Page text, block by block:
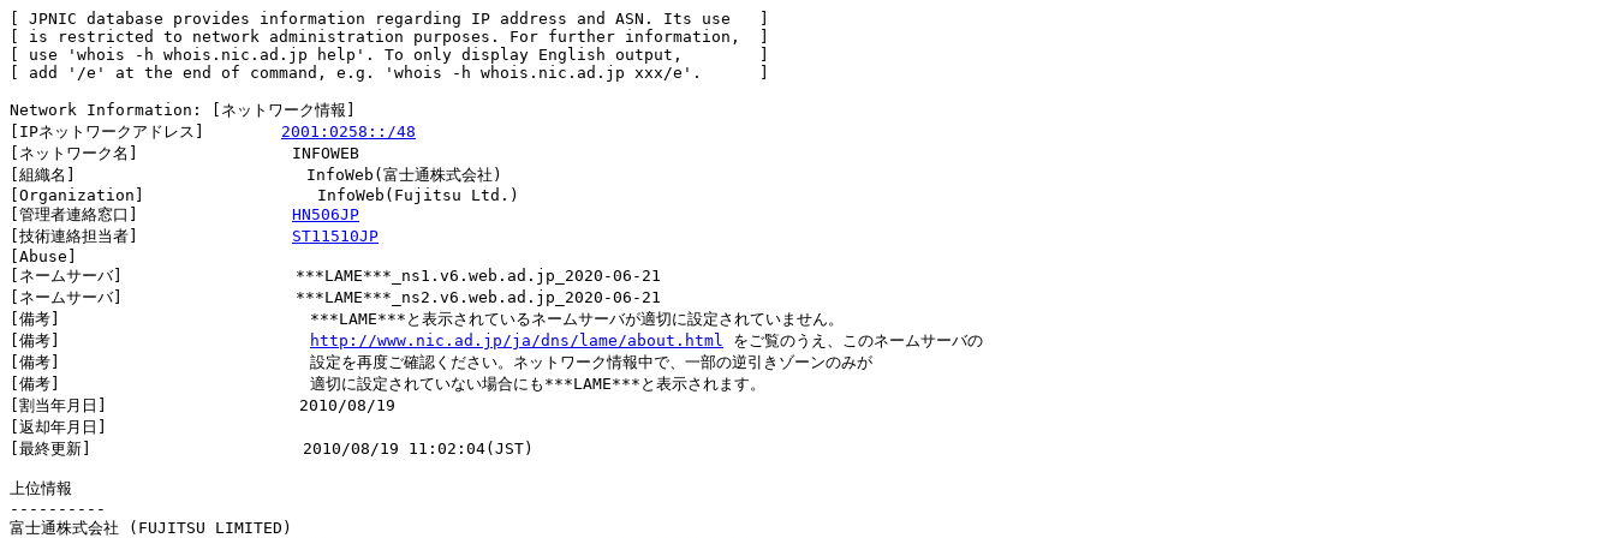
[ JPNIC database provides information regarding IP address and ASN. Its use   ]
[ is restricted to network administration purposes. For further information,  ]
[ use 'whois -h whois.nic.ad.jp help'. To only display English output,        ]
[ add '/e' at the end of command, e.g. 'whois -h whois.nic.ad.jp xxx/e'.      ]
Network Information: [ネットワーク情報]
[IPネットワークアドレス] 2001:0258::/48
[ネットワーク名]                INFOWEB
[組織名]                        InfoWeb(富士通株式会社)
[Organization]                  InfoWeb(Fujitsu Ltd.)
[管理者連絡窓口] HN506JP
[技術連絡担当者] ST11510JP
[Abuse]
[ネームサーバ]                  ***LAME***_ns1.v6.web.ad.jp_2020-06-21
[ネームサーバ]                  ***LAME***_ns2.v6.web.ad.jp_2020-06-21
[備考]                          ***LAME***と表示されているネームサーバが適切に設定されていません。
[備考]
http://www.nic.ad.jp/ja/dns/lame/about.html をご覧のうえ、このネームサーバの
[備考]                          設定を再度ご確認ください。ネットワーク情報中で、一部の逆引きゾーンのみが
[備考]                          適切に設定されていない場合にも***LAME***と表示されます。
[割当年月日]                    2010/08/19
[返却年月日]
[最終更新]                      2010/08/19 11:02:04(JST)
上位情報
----------
富士通株式会社 (FUJITSU LIMITED)